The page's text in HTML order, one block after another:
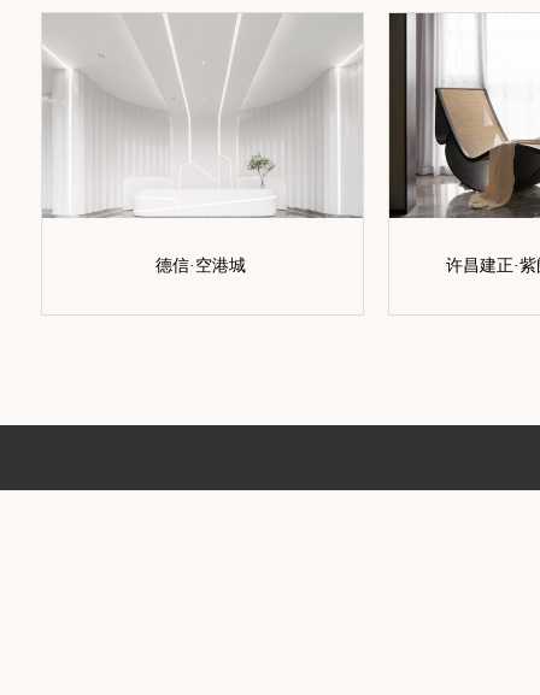
德信·空港城 许昌建正·